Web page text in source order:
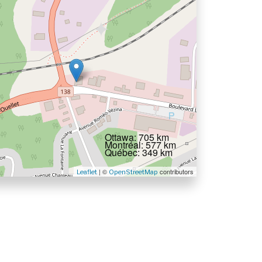
Leaflet | © OpenStreetMap contributors
Ottawa: 705 km
Montréal: 577 km
Québec: 349 km